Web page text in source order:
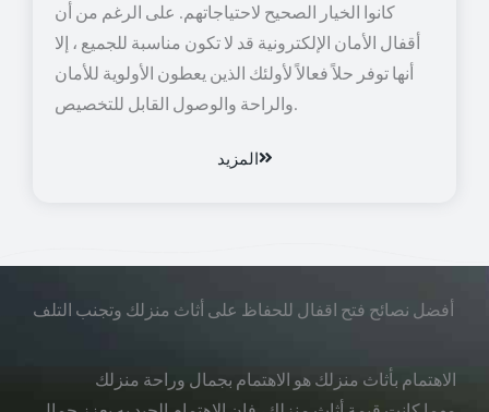
كانوا الخيار الصحيح لاحتياجاتهم. على الرغم من أن
أقفال الأمان الإلكترونية قد لا تكون مناسبة للجميع ، إلا
أنها توفر حلاً فعالاً لأولئك الذين يعطون الأولوية للأمان
والراحة والوصول القابل للتخصيص.
المزيد
أفضل نصائح فتح اقفال للحفاظ على أثاث منزلك وتجنب التلف
الاهتمام بأثاث منزلك هو الاهتمام بجمال وراحة منزلك